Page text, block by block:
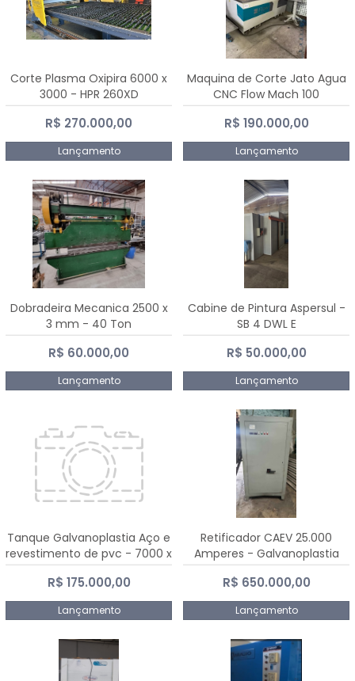
Corte Plasma Oxipira 6000 x
3000 - HPR 260XD
R$ 270.000,00
Lançamento
Maquina de Corte Jato Agua
CNC Flow Mach 100
R$ 190.000,00
Lançamento
Dobradeira Mecanica 2500 x
3 mm - 40 Ton
R$ 60.000,00
Lançamento
Cabine de Pintura Aspersul -
SB 4 DWL E
R$ 50.000,00
Lançamento
Tanque Galvanoplastia Aço e
revestimento de pvc - 7000 x
2200 mm
R$ 175.000,00
Lançamento
Retificador CAEV 25.000
Amperes - Galvanoplastia
R$ 650.000,00
Lançamento